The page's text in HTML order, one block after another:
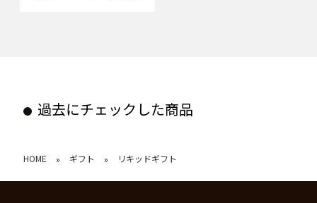
過去にチェックした商品
HOME » ギフト » リキッドギフト